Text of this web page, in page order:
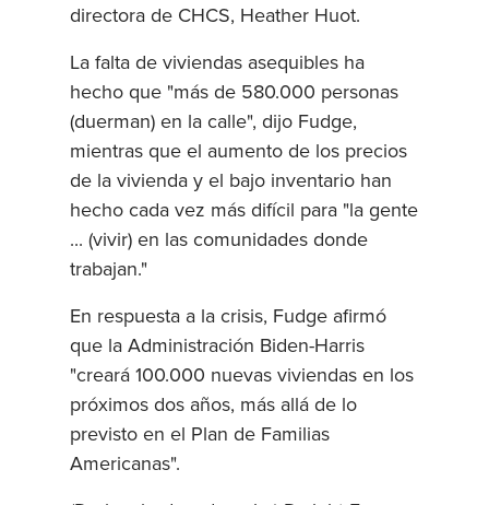
directora de CHCS, Heather Huot.
La falta de viviendas asequibles ha
hecho que "más de 580.000 personas
(duerman) en la calle", dijo Fudge,
mientras que el aumento de los precios
de la vivienda y el bajo inventario han
hecho cada vez más difícil para "la gente
... (vivir) en las comunidades donde
trabajan."
En respuesta a la crisis, Fudge afirmó
que la Administración Biden-Harris
"creará 100.000 nuevas viviendas en los
próximos dos años, más allá de lo
previsto en el Plan de Familias
Americanas".